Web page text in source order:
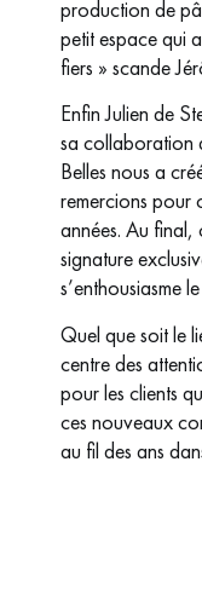
production de
petit espace qui
fiers » scande
Enfin Julien de
sa collaboration
Belles nous a
remercions pour
années. Au final,
signature
s’enthousiasme
Quel que soit le
centre des
pour les clients
ces nouveaux
au fil des ans